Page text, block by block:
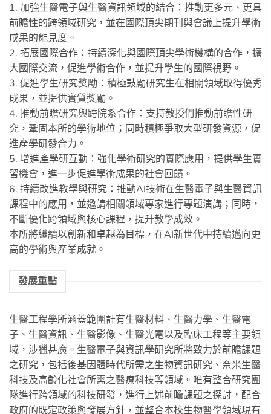
1. 加強生醫電子與生醫資訊領域的結合：推動更多元、更具
前瞻性的跨領域研究，並在國際頂尖期刊與會議上提升學術
成果的能見度。
2. 拓展國際合作：持續深化與國際頂尖學術機構的合作，擴
大國際交流，促進學術合作，並提升學生的國際視野。
3. 促進學生研究獎勵：積極鼓勵研究生在相關領域取得優秀
成果，並提供實質獎勵。
4. 推動前瞻研究與跨院系合作：支持教授們推動前瞻性研
究，鞏固本所的學術地位；同時積極爭取大型研發資源，促
進產學研發合力。
5. 增進產學研互動：強化學術研究的實際應用，提供學生實
習機會，進一步促進學術成果的社會回饋。
6. 持續改進教學與研究：推動AI技術在生醫電子與生醫資訊
課程中的應用，並邀請相關領域專家進行專題演講；同時，
不斷優化跨領域與核心課程，提升教學成效。
本所將繼續以創新和卓越為目標，在AI新世代中持續邁向更
高的學術與產業成就。
發展重點
生醫工程學所涵蓋範圍計有生醫材料、生醫力學、生醫電
子、生醫資訊、生醫影像、生醫光電以及臨床工程等主要領
域，涉獵甚廣。生醫電子與資訊學研究所將致力於前瞻課題
之研究，包括後基因體時代所需之生物資訊研究、奈米生醫
科技及高齡化社會所需之醫療科技等領域。唯有整合研究團
隊進行跨領域的科技研發，進行上述前瞻課題之探討，配合
政府的既定政策與發展方針，並整合本校生物醫學領域現有